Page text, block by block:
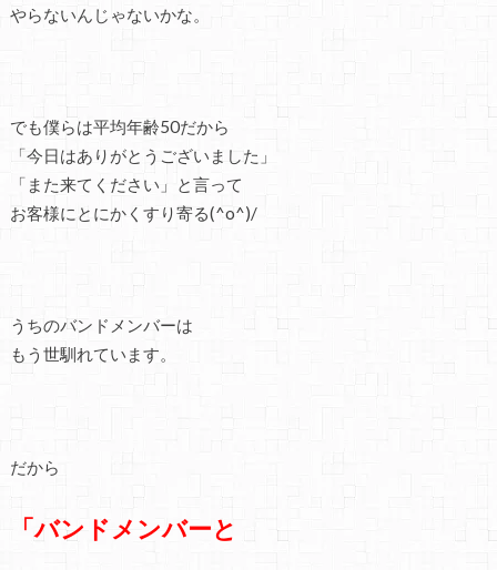
やらないんじゃないかな。
でも僕らは平均年齢50だから
「今日はありがとうございました」
「また来てください」と言って
お客様にとにかくすり寄る(^o^)/
うちのバンドメンバーは
もう世馴れています。
だから
「バンドメンバーと